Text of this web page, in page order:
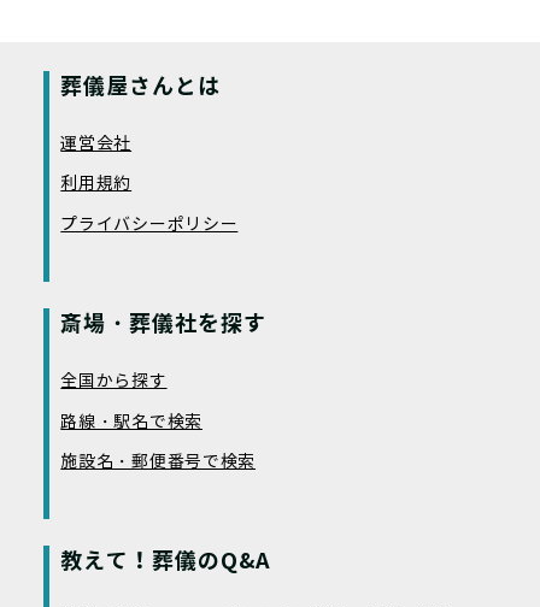
葬儀屋さんとは
運営会社
利用規約
プライバシーポリシー
斎場・葬儀社を探す
全国から探す
路線・駅名で検索
施設名・郵便番号で検索
教えて！葬儀のQ&A